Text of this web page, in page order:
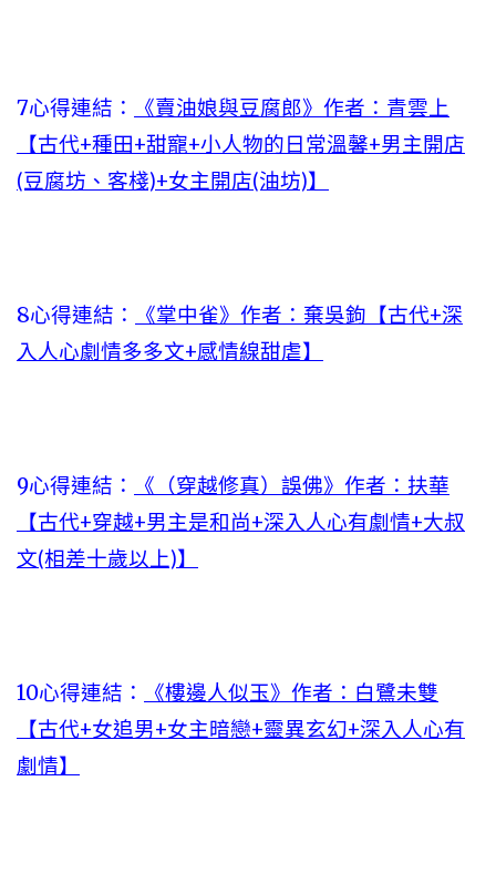
7心得連結：
《賣油娘與豆腐郎》作者：青雲上
【古代+種田+甜寵+小人物的日常溫馨+男主開店
(豆腐坊、客棧)+女主開店(油坊)】
8心得連結：
《掌中雀》作者：棄吳鉤【古代+深
入人心劇情多多文+感情線甜虐】
9心得連結：
《（穿越修真）誤佛》作者：扶華
【古代+穿越+男主是和尚+深入人心有劇情+大叔
文(相差十歲以上)】
10心得連結：
《樓邊人似玉》作者：白鷺未雙
【古代+女追男+女主暗戀+靈異玄幻+深入人心有
劇情】